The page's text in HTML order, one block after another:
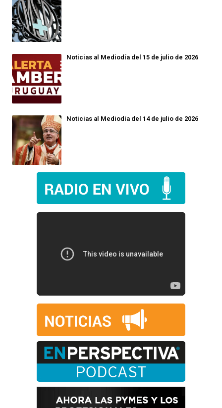
Noticias al Mediodía del 15 de julio de 2026
Noticias al Mediodía del 14 de julio de 2026